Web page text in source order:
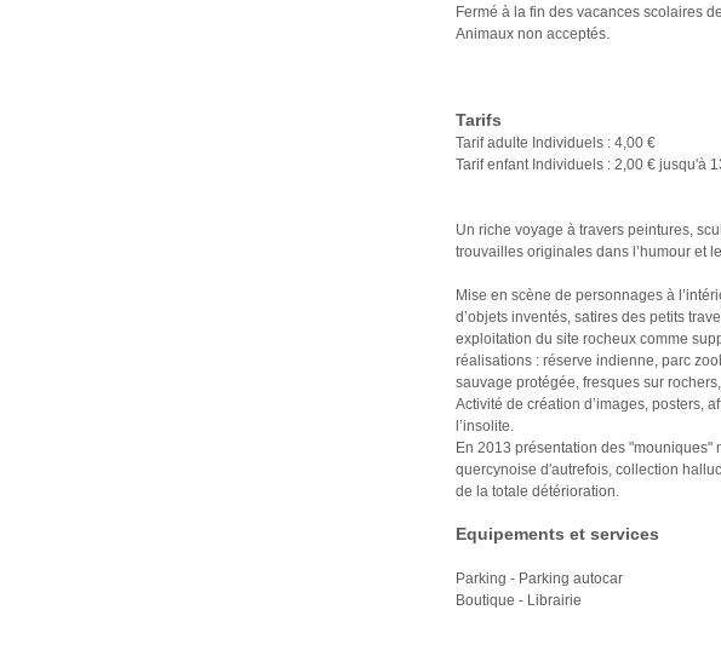
Fermé à la fin des vacances scolaires
Animaux non acceptés.
Tarifs
Tarif adulte Individuels : 4,00 €
Tarif enfant Individuels : 2,00 € jusqu'à
Un riche voyage à travers peintures,
trouvailles originales dans l’humour et
Mise en scène de personnages à
d’objets inventés, satires des petits
exploitation du site rocheux comme
réalisations : réserve indienne, parc
sauvage protégée, fresques sur
Activité de création d’images, posters,
l’insolite.
En 2013 présentation des "mouniques"
quercynoise d'autrefois, collection
de la totale détérioration.
Equipements et services
Parking - Parking autocar
Boutique - Librairie